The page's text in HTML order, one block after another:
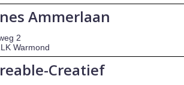
Ammerlaan
2
Warmond
Creatief